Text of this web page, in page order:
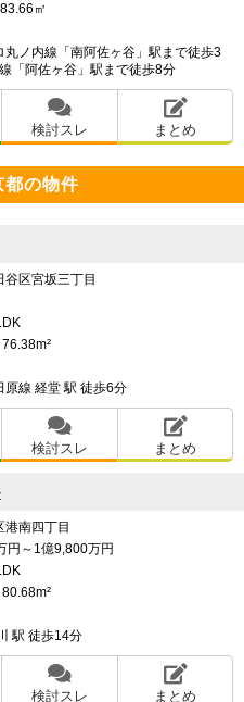
㎡
丸ノ内線「南阿佐ヶ谷」駅まで徒歩3
「阿佐ヶ谷」駅まで徒歩8分
検討スレ まとめ
都の物件
谷区宮坂三丁目
原線 経堂 駅 徒歩6分
検討スレ まとめ
港南四丁目
円～1億9,800万円
駅 徒歩14分
検討スレ まとめ